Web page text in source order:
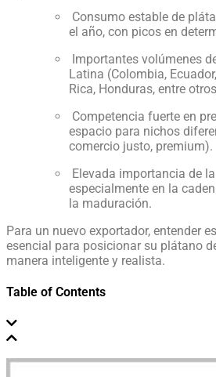
Consumo estable de
el año, con picos en
Importantes volúmenes
Latina (Colombia,
Rica, Honduras, entre
Competencia fuerte en
espacio para nichos
comercio justo, premium).
Elevada importancia de
especialmente en la
la maduración.
Para un nuevo exportador, entender
esencial para posicionar su plátano
manera inteligente y realista.
Table of Contents